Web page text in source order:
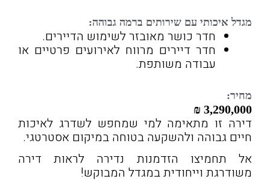
מגדל איכותי עם שירותים ברמה גבוהה:
חדר כושר מאובזר לשימוש הדיירים.
חדר דיירים מרווח לאירועים פרטיים או
עבודה משותפת.
מחיר:
3,290,000 ₪
דירה זו מתאימה למי שמחפש לשדרג לאיכות
חיים גבוהה ולהשקעה בטוחה במיקום אסטרטגי.
אל תחמיצו הזדמנות נדירה לראות דירה
משודרגת וייחודית במגדל המבוקש!